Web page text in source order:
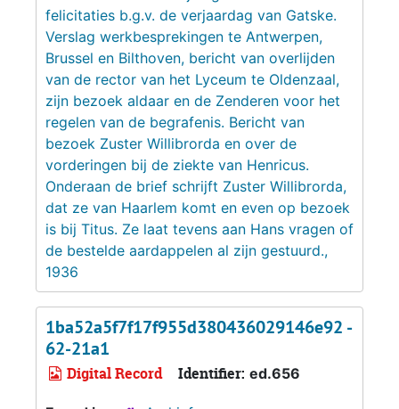
felicitaties b.g.v. de verjaardag van Gatske.
Verslag werkbesprekingen te Antwerpen,
Brussel en Bilthoven, bericht van overlijden
van de rector van het Lyceum te Oldenzaal,
zijn bezoek aldaar en de Zenderen voor het
regelen van de begrafenis. Bericht van
bezoek Zuster Willibrorda en over de
vorderingen bij de ziekte van Henricus.
Onderaan de brief schrijft Zuster Willibrorda,
dat ze van Haarlem komt en even op bezoek
is bij Titus. Ze laat tevens aan Hans vragen of
de bestelde aardappelen al zijn gestuurd.,
1936
1ba52a5f7f17f955d380436029146e92 -
62-21a1
Digital Record Identifier: ed.656